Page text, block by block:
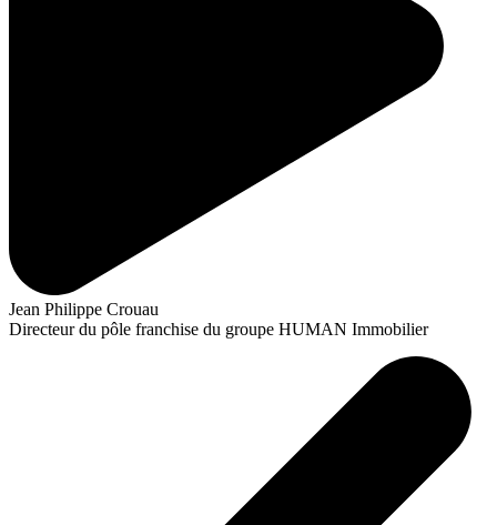
Jean Philippe Crouau
Directeur du pôle franchise du groupe HUMAN Immobilier